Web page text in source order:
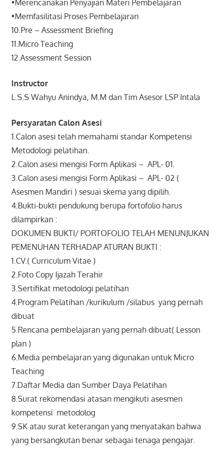
•Merencanakan Penyajian Materi Pembelajaran
•Memfasilitasi Proses Pembelajaran
10.Pre – Assessment Briefing
11.Micro Teaching
12.Assessment Session
Instructor
L.S.S Wahyu Anindya, M.M dan Tim Asesor LSP Intala
Persyaratan Calon Asesi
1.Calon asesi telah memahami standar Kompetensi
Metodologi pelatihan.
2.Calon asesi mengisi Form Aplikasi – APL- 01.
3.Calon asesi mengisi Form Aplikasi – APL- 02 (
Asesmen Mandiri ) sesuai skema yang dipilih.
4.Bukti-bukti pendukung berupa fortofolio harus
dilampirkan :
DOKUMEN BUKTI/ PORTOFOLIO TELAH MENUNJUKAN
PEMENUHAN TERHADAP ATURAN BUKTI :
1.CV.( Curriculum Vitae )
2.Foto Copy Ijazah Terahir
3.Sertifikat metodologi pelatihan
4.Program Pelatihan /kurikulum /silabus yang pernah
dibuat
5.Rencana pembelajaran yang pernah dibuat( Lesson
plan )
6.Media pembelajaran yang digunakan untuk Micro
Teaching
7.Daftar Media dan Sumber Daya Pelatihan
8.Surat rekomendasi atasan mengikuti asesmen
kompetensi metodolog
9.SK atau surat keterangan yang menyatakan bahwa
yang bersangkutan benar sebagai tenaga pengajar.